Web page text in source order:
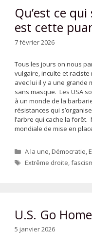
Qu’est ce
est cette
7 février 2026
Tous les jours on nous
vulgaire, inculte et raciste
avec lui il y a une grande
sans masque. Les USA
à un monde de la
résistances qui
l’arbre qui cache la
mondiale de mise en
Catégories
A la une,Démocratie,
Étiquettes
Extrême droite,
U.S. Go
5 janvier 2026